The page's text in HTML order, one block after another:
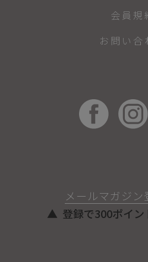
メールマガジン
登録で300ポイン
会員規
お問い合